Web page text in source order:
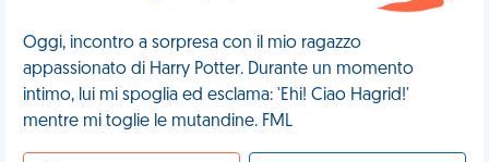
Oggi, incontro a sorpresa con il mio ragazzo
appassionato di Harry Potter. Durante un momento
intimo, lui mi spoglia ed esclama: 'Ehi! Ciao Hagrid!'
mentre mi toglie le mutandine. FML